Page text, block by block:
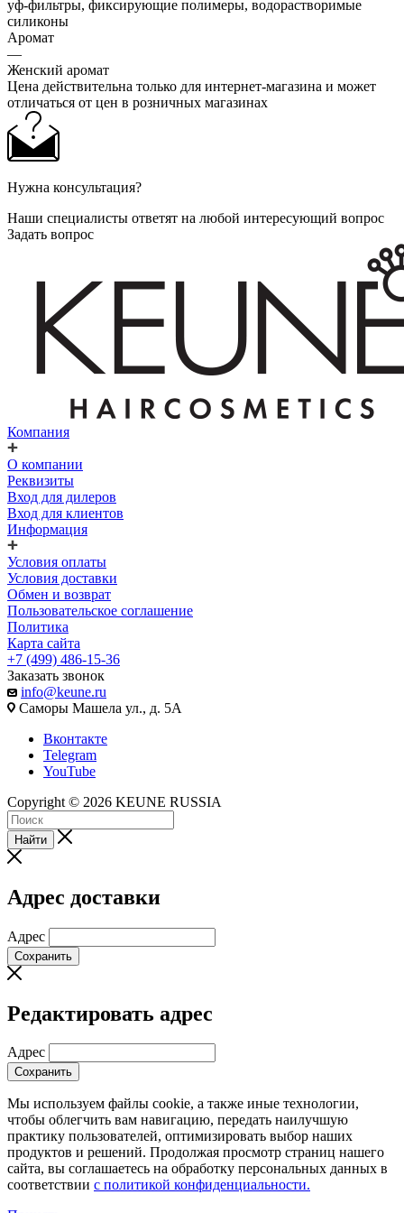
уф-фильтры, фиксирующие полимеры, водорастворимые
силиконы
Аромат
—
Женский аромат
Цена действительна только для интернет-магазина и может
отличаться от цен в розничных магазинах
Нужна консультация?
Наши специалисты ответят на любой интересующий вопрос
Задать вопрос
Компания
О компании
Реквизиты
Вход для дилеров
Вход для клиентов
Информация
Условия оплаты
Условия доставки
Обмен и возврат
Пользовательское соглашение
Политика
Карта сайта
+7 (499) 486-15-36
Заказать звонок
info@keune.ru
Саморы Машела ул., д. 5А
Вконтакте
Telegram
YouTube
Copyright © 2026 KEUNE RUSSIA
Найти
Адрес доставки
Адрес
Сохранить
Редактировать адрес
Адрес
Сохранить
Мы используем файлы cookie, а также иные технологии,
чтобы облегчить вам навигацию, передать наилучшую
практику пользователей, оптимизировать выбор наших
продуктов и решений. Продолжая просмотр страниц нашего
сайта, вы соглашаетесь на обработку персональных данных в
соответствии с политикой конфиденциальности.